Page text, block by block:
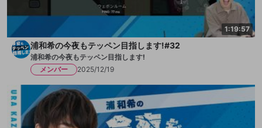
1:19:57
浦和希の今夜もテッペン目指します!#32
浦和希の今夜もテッペン目指します!
メンバー
2025/12/19